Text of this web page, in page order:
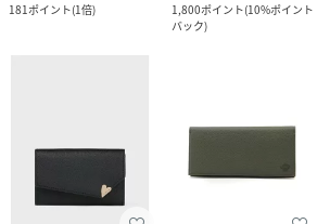
181ポイント(1倍)
1,800ポイント(10%ポイント
バック)